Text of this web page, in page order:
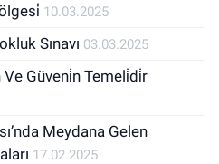
10.03.2025
Sınavı 03.03.2025
Güveni̇n Temeli̇di̇r
Meydana Gelen
17.02.2025